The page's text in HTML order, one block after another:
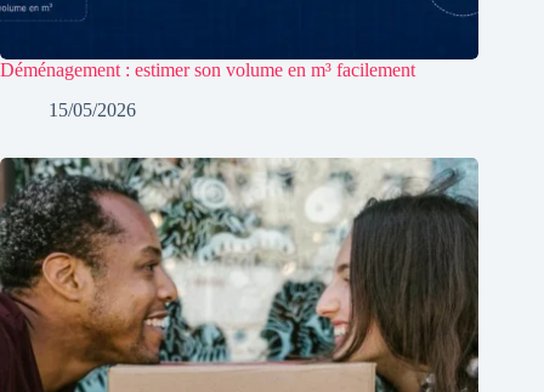
Déménagement : estimer son volume en m³ facilement
15/05/2026